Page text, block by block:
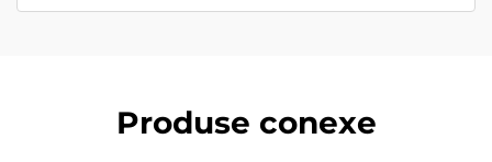
Produse conexe